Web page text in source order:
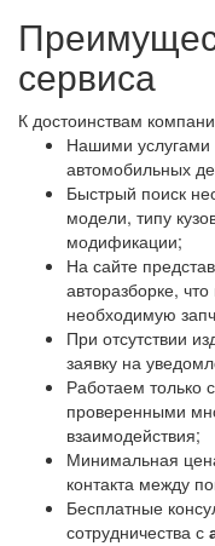
сервиса
К достоинствам
Нашими услугами
автомобильных
Быстрый поиск
модели, типу
модификации;
На сайте
авторазборке,
необходимую
При отсутствии
заявку на
Работаем только
проверенными
взаимодействия;
Минимальная
контакта между
Бесплатные
сотрудничества с